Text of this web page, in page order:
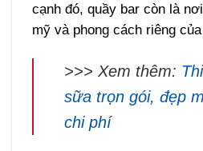
cạnh đó, quầy bar còn là
mỹ và phong cách riêng
>>> Xem thêm:
sữa trọn gói, đẹp
chi phí